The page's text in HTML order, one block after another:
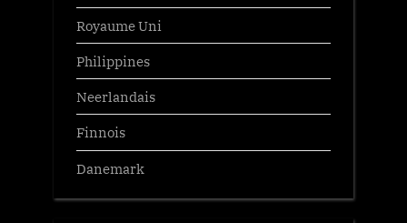
Royaume Uni
Philippines
Neerlandais
Finnois
Danemark